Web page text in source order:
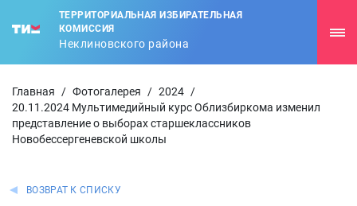
ТЕРРИТОРИАЛЬНАЯ ИЗБИРАТЕЛЬНАЯ
КОМИССИЯ
Неклиновского района
Главная / Фотогалерея / 2024 /
20.11.2024 Мультимедийный курс Облизбиркома изменил
представление о выборах старшеклассников
Новобессергеневской школы
ВОЗВРАТ К СПИСКУ